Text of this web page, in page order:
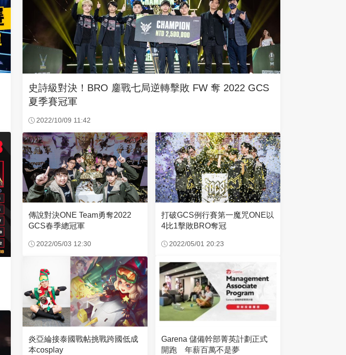
史詩級對決！BRO 鏖戰七局逆轉擊敗 FW 奪 2022 GCS
夏季賽冠軍
2022/10/09 11:42
傳說對決ONE Team勇奪2022
GCS春季總冠軍
2022/05/03 12:30
打破GCS例行賽第一魔咒ONE以
4比1擊敗BRO奪冠
2022/05/01 20:23
炎亞綸接泰國戰帖挑戰跨國低成
本cosplay
Garena 儲備幹部菁英計劃正式
開跑 年薪百萬不是夢